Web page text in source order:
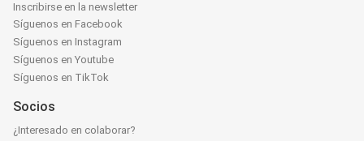
Inscribirse en la newsletter
Síguenos en Facebook
Síguenos en Instagram
Síguenos en Youtube
Síguenos en TikTok
Socios
¿Interesado en colaborar?